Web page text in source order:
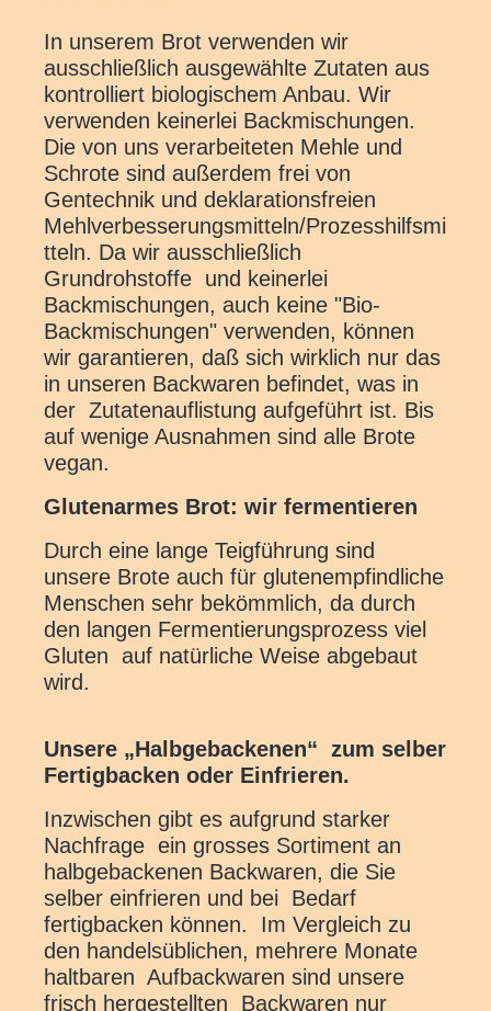
In unserem Brot verwenden wir
ausschließlich ausgewählte Zutaten aus
kontrolliert biologischem Anbau. Wir
verwenden keinerlei Backmischungen.
Die von uns verarbeiteten Mehle und
Schrote sind außerdem frei von
Gentechnik und deklarationsfreien
Mehlverbesserungsmitteln/Prozesshilfsmi
tteln. Da wir ausschließlich
Grundrohstoffe und keinerlei
Backmischungen, auch keine "Bio-
Backmischungen" verwenden, können
wir garantieren, daß sich wirklich nur das
in unseren Backwaren befindet, was in
der Zutatenauflistung aufgeführt ist. Bis
auf wenige Ausnahmen sind alle Brote
vegan.
Glutenarmes Brot: wir fermentieren
Durch eine lange Teigführung sind
unsere Brote auch für glutenempfindliche
Menschen sehr bekömmlich, da durch
den langen Fermentierungsprozess viel
Gluten auf natürliche Weise abgebaut
wird.
Unsere „Halbgebackenen“ zum selber
Fertigbacken oder Einfrieren.
Inzwischen gibt es aufgrund starker
Nachfrage ein grosses Sortiment an
halbgebackenen Backwaren, die Sie
selber einfrieren und bei Bedarf
fertigbacken können. Im Vergleich zu
den handelsüblichen, mehrere Monate
haltbaren Aufbackwaren sind unsere
frisch hergestellten Backwaren nur